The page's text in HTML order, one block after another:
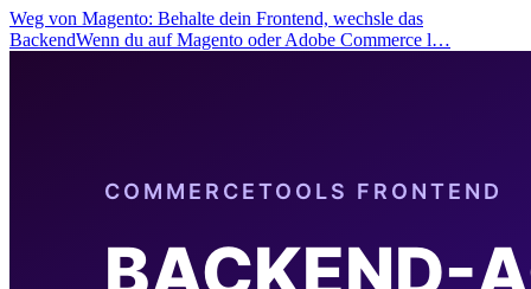
Weg von Magento: Behalte dein Frontend, wechsle das
BackendWenn du auf Magento oder Adobe Commerce l…